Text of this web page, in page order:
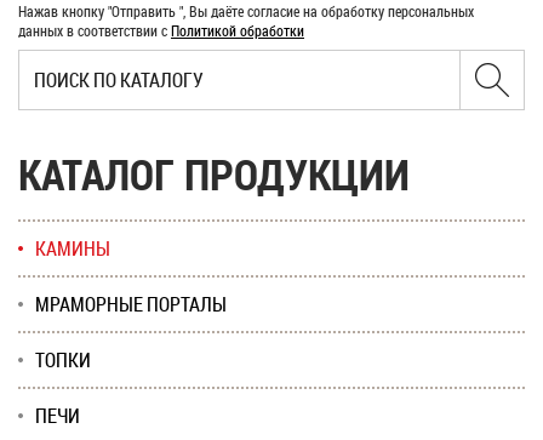
Нажав кнопку "Отправить ", Вы даёте согласие на обработку персональных
данных в соответствии сПолитикой обработки
КАТАЛОГ ПРОДУКЦИИ
КАМИНЫ
МРАМОРНЫЕ ПОРТАЛЫ
ТОПКИ
ПЕЧИ